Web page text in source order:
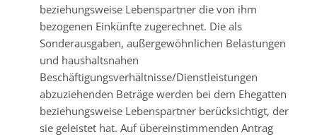
beziehungsweise Lebenspartner die von ihm
bezogenen Einkünfte zugerechnet. Die als
Sonderausgaben, außergewöhnlichen Belastungen
und haushaltsnahen
Beschäftigungsverhältnisse/Dienstleistungen
abzuziehenden Beträge werden bei dem Ehegatten
beziehungsweise Lebenspartner berücksichtigt, der
sie geleistet hat. Auf übereinstimmenden Antrag